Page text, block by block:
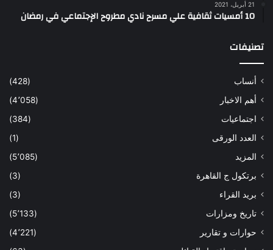
21 أبريل، 2021
10 أمسيات ثقافية علي مسرح نادي مطروح الإجتماعي في رمضان
تصنيفات
أنساب
(428)
أهم الاخبار
(4٬058)
اجتماعيات
(384)
العدد الورقى
(1)
المزيد
(5٬085)
برتكول ج القاهرة
(3)
بريد القراء
(3)
تاريخ ومزارات
(5٬133)
حوارات و تقارير
(4٬221)